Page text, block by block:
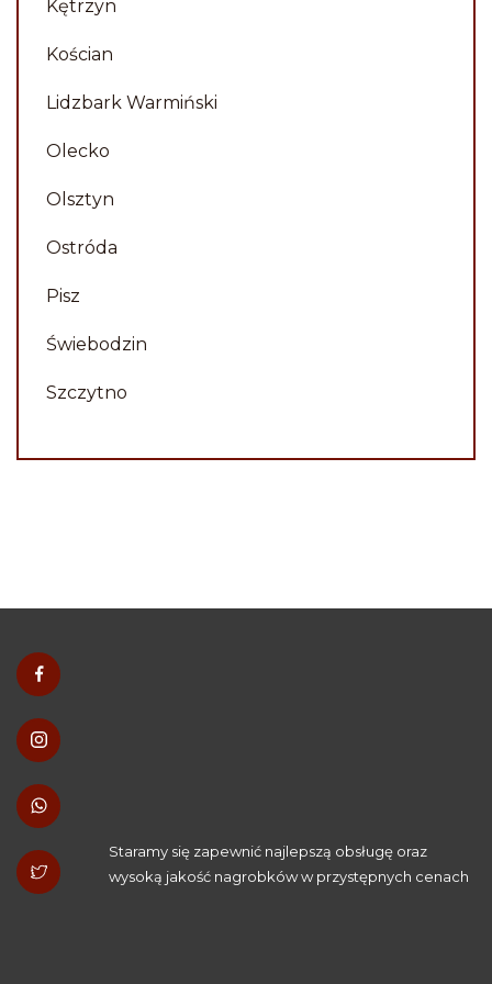
Kętrzyn
Kościan
Lidzbark Warmiński
Olecko
Olsztyn
Ostróda
Pisz
Świebodzin
Szczytno
Staramy się zapewnić najlepszą obsługę oraz
wysoką jakość nagrobków w przystępnych cenach